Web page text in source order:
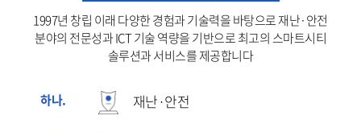
1997년 창립 이래 다양한 경험과 기술력을 바탕으로 재난·안전
분야의 전문성과ICT 기술 역량을 기반으로 최고의 스마트시티
솔루션과 서비스를 제공합니다
하나. 재난·안전